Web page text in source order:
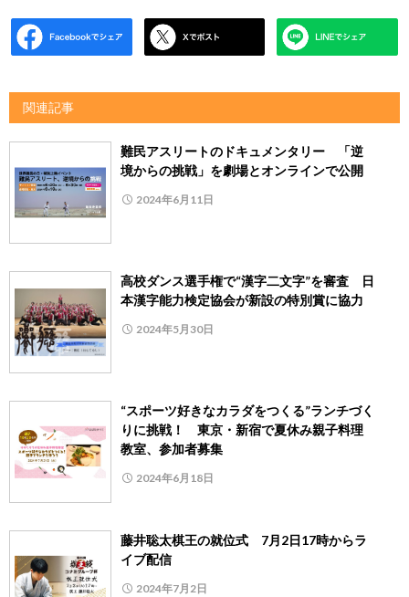
関連記事
難民アスリートのドキュメンタリー 「逆
境からの挑戦」を劇場とオンラインで公開
2024年6月11日
高校ダンス選手権で“漢字二文字”を審査 日
本漢字能力検定協会が新設の特別賞に協力
2024年5月30日
“スポーツ好きなカラダをつくる”ランチづく
りに挑戦！ 東京・新宿で夏休み親子料理
教室、参加者募集
2024年6月18日
藤井聡太棋王の就位式 7月2日17時からラ
イブ配信
2024年7月2日